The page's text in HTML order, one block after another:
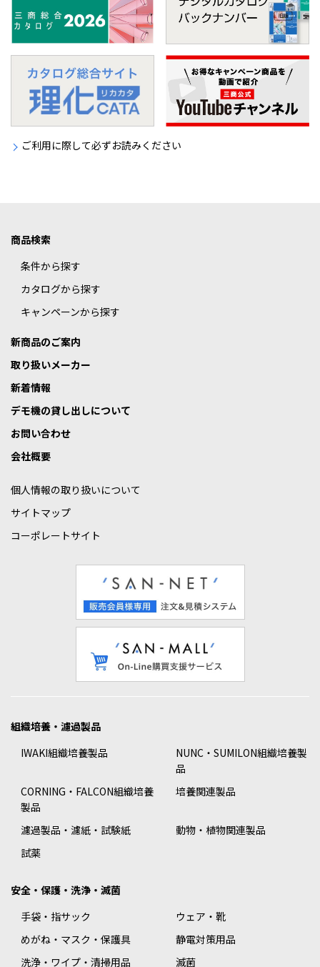
ご利用に際して必ずお読みください
商品検索
条件から探す
カタログから探す
キャンペーンから探す
新商品のご案内
取り扱いメーカー
新着情報
デモ機の貸し出しについて
お問い合わせ
会社概要
個人情報の取り扱いについて
サイトマップ
コーポレートサイト
組織培養・濾過製品
IWAKI組織培養製品
NUNC・SUMILON組織培養製
品
CORNING・FALCON組織培養
製品
培養関連製品
濾過製品・濾紙・試験紙
動物・植物関連製品
試薬
安全・保護・洗浄・滅菌
手袋・指サック
ウェア・靴
めがね・マスク・保護具
静電対策用品
洗浄・ワイプ・清掃用品
滅菌